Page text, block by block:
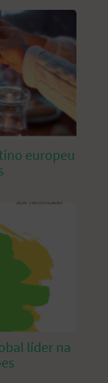
europeu
líder na